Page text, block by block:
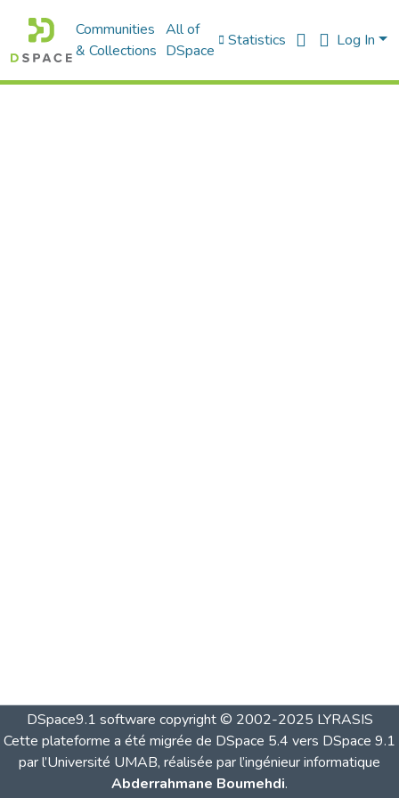
Communities
& Collections
All of
DSpace
Statistics Log In
DSpace9.1 software copyright © 2002-2025 LYRASIS
Cette plateforme a été migrée de DSpace 5.4 vers DSpace 9.1
par l’Université UMAB, réalisée par l’ingénieur informatique
Abderrahmane Boumehdi.